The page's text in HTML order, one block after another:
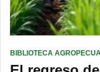
BIBLIOTECA